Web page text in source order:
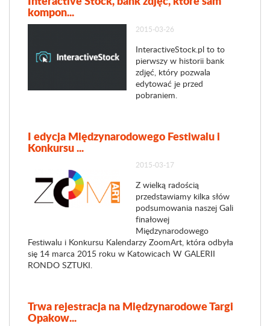
kompon...
2015-03-26
InteractiveStock.pl to to
pierwszy w historii bank
zdjęć, który pozwala
edytować je przed
pobraniem.
I edycja Międzynarodowego Festiwalu i
Konkursu ...
2015-03-17
Z wielką radością
przedstawiamy kilka słów
podsumowania naszej Gali
finałowej
Międzynarodowego
Festiwalu i Konkursu Kalendarzy ZoomArt, która odbyła
się 14 marca 2015 roku w Katowicach W GALERII
RONDO SZTUKI.
Trwa rejestracja na Międzynarodowe Targi
Opakow...